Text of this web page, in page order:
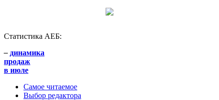
Статистика АЕБ:
– динамика
продаж
в июле
Самое читаемое
Выбор редактора